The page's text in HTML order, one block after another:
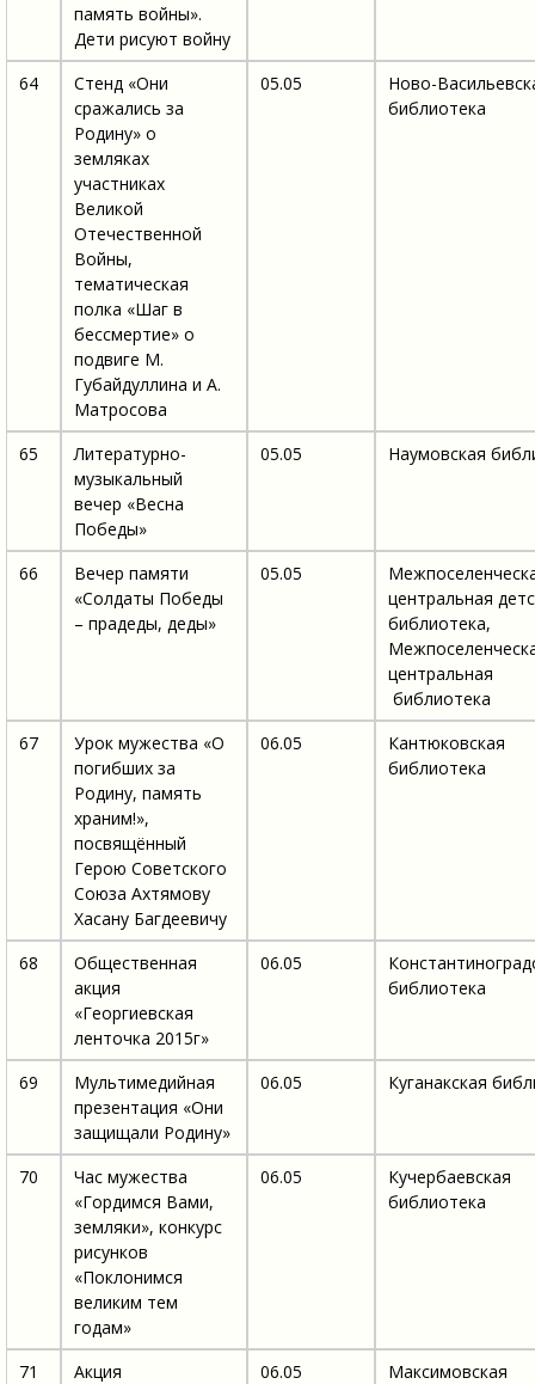
память войны».
Дети рисуют войну
64
Стенд «Они
сражались за
Родину» о
земляках
участниках
Великой
Отечественной
Войны,
тематическая
полка «Шаг в
бессмертие» о
подвиге М.
Губайдуллина и А.
Матросова
05.05
Ново-
библиотека
65
Литературно-
музыкальный
вечер «Весна
Победы»
05.05 Наумовская
66
Вечер памяти
«Солдаты Победы
– прадеды, деды»
05.05
центральная
библиотека,
центральная
библиотека
67
Урок мужества «О
погибших за
Родину, память
храним!»,
посвящённый
Герою Советского
Союза Ахтямову
Хасану Багдеевичу
06.05
Кантюковская
библиотека
68
Общественная
акция
«Георгиевская
ленточка 2015г»
06.05
библиотека
69
Мультимедийная
презентация «Они
защищали Родину»
06.05 Куганакская
70
Час мужества
«Гордимся Вами,
земляки», конкурс
рисунков
«Поклонимся
великим тем
годам»
06.05
Кучербаевская
библиотека
71
Акция
06.05
Максимовская